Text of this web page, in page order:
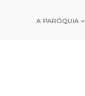
A PARÓQUIA